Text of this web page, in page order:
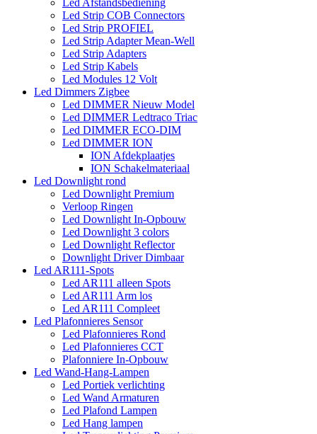
Led Afstandsbediening
Led Strip COB Connectors
Led Strip PROFIEL
Led Strip Adapter Mean-Well
Led Strip Adapters
Led Strip Kabels
Led Modules 12 Volt
Led Dimmers Zigbee
Led DIMMER Nieuw Model
Led DIMMER Ledtraco Triac
Led DIMMER ECO-DIM
Led DIMMER ION
ION Afdekplaatjes
ION Schakelmateriaal
Led Downlight rond
Led Downlight Premium
Verloop Ringen
Led Downlight In-Opbouw
Led Downlight 3 colors
Led Downlight Reflector
Downlight Driver Dimbaar
Led AR111-Spots
Led AR111 alleen Spots
Led AR111 Arm los
Led AR111 Compleet
Led Plafonnieres Sensor
Led Plafonnieres Rond
Led Plafonnieres CCT
Plafonniere In-Opbouw
Led Wand-Hang-Lampen
Led Portiek verlichting
Led Wand Armaturen
Led Plafond Lampen
Led Hang lampen